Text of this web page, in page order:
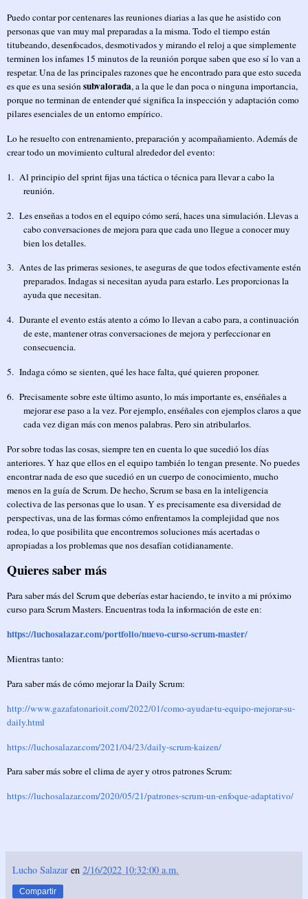
Puedo contar por centenares las reuniones diarias a las que he asistido con
personas que van muy mal preparadas a la misma. Todo el tiempo están
titubeando, desenfocados, desmotivados y mirando el reloj a que simplemente
terminen los infames 15 minutos de la reunión porque saben que eso sí lo van a
respetar. Una de las principales razones que he encontrado para que esto suceda
es que es una sesiónsubvalorada, a la que le dan poca o ninguna importancia,
porque no terminan de entender qué significa la inspección y adaptación como
pilares esenciales de un entorno empírico.
Lo he resuelto con entrenamiento, preparación y acompañamiento. Además de
crear todo un movimiento cultural alrededor del evento:
1. Al principio del sprint fijas una táctica o técnica para llevar a cabo la
reunión.
2. Les enseñas a todos en el equipo cómo será, haces una simulación. Llevas a
cabo conversaciones de mejora para que cada uno llegue a conocer muy
bien los detalles.
3. Antes de las primeras sesiones, te aseguras de que todos efectivamente estén
preparados. Indagas si necesitan ayuda para estarlo. Les proporcionas la
ayuda que necesitan.
4. Durante el evento estás atento a cómo lo llevan a cabo para, a continuación
de este, mantener otras conversaciones de mejora y perfeccionar en
consecuencia.
5. Indaga cómo se sienten, qué les hace falta, qué quieren proponer.
6. Precisamente sobre este último asunto, lo más importante es, enséñales a
mejorar ese paso a la vez. Por ejemplo, enséñales con ejemplos claros a que
cada vez digan más con menos palabras. Pero sin atribularlos.
Por sobre todas las cosas, siempre ten en cuenta lo que sucedió los días
anteriores. Y haz que ellos en el equipo también lo tengan presente. No puedes
encontrar nada de eso que sucedió en un cuerpo de conocimiento, mucho
menos en la guía de Scrum. De hecho, Scrum se basa en la inteligencia
colectiva de las personas que lo usan. Y es precisamente esa diversidad de
perspectivas, una de las formas cómo enfrentamos la complejidad que nos
rodea, lo que posibilita que encontremos soluciones más acertadas o
apropiadas a los problemas que nos desafían cotidianamente.
Quieres saber más
Para saber más del Scrum que deberías estar haciendo, te invito a mi próximo
curso para Scrum Masters. Encuentras toda la información de este en:
https://luchosalazar.com/portfolio/nuevo-curso-scrum-master/
Mientras tanto:
Para saber más de cómo mejorar la Daily Scrum:
http://www.gazafatonarioit.com/2022/01/como-ayudar-tu-equipo-mejorar-su-
daily.html
https://luchosalazar.com/2021/04/23/daily-scrum-kaizen/
Para saber más sobre el clima de ayer y otros patrones Scrum:
https://luchosalazar.com/2020/05/21/patrones-scrum-un-enfoque-adaptativo/
Lucho Salazar en 2/16/2022 10:32:00 a.m.
Compartir